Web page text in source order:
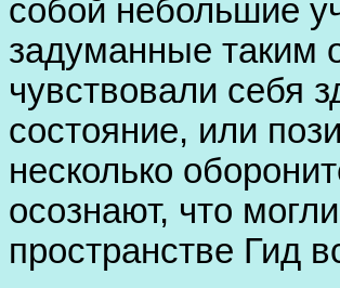
собой небольшие
задуманные таким
чувствовали себя
состояние, или
несколько
осознают, что
пространстве Гид